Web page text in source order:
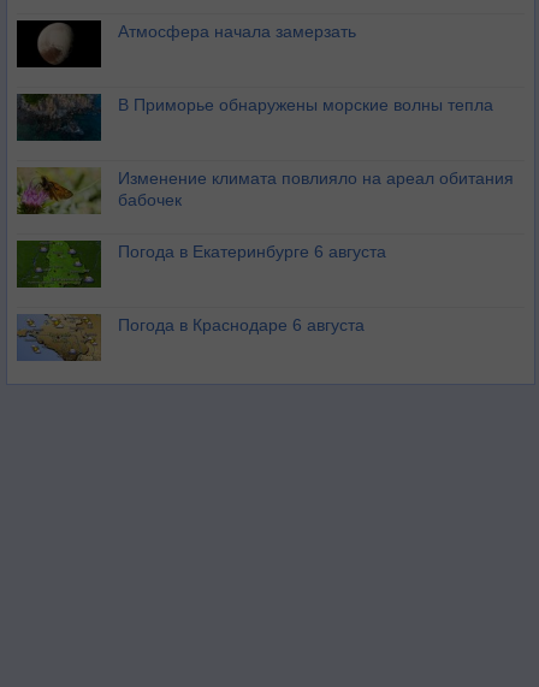
Атмосфера начала замерзать
В Приморье обнаружены морские волны тепла
Изменение климата повлияло на ареал обитания
бабочек
Погода в Екатеринбурге 6 августа
Погода в Краснодаре 6 августа